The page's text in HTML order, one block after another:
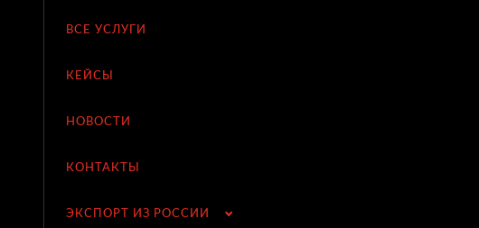
ВСЕ УСЛУГИ
КЕЙСЫ
НОВОСТИ
КОНТАКТЫ
ЭКСПОРТ ИЗ РОССИИ